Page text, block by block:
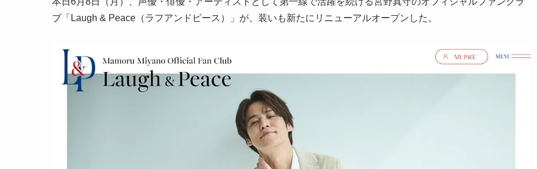
ブ「Laugh & Peace（ラフアンドピース）」が、装いも新たにリニューアルオープンした。